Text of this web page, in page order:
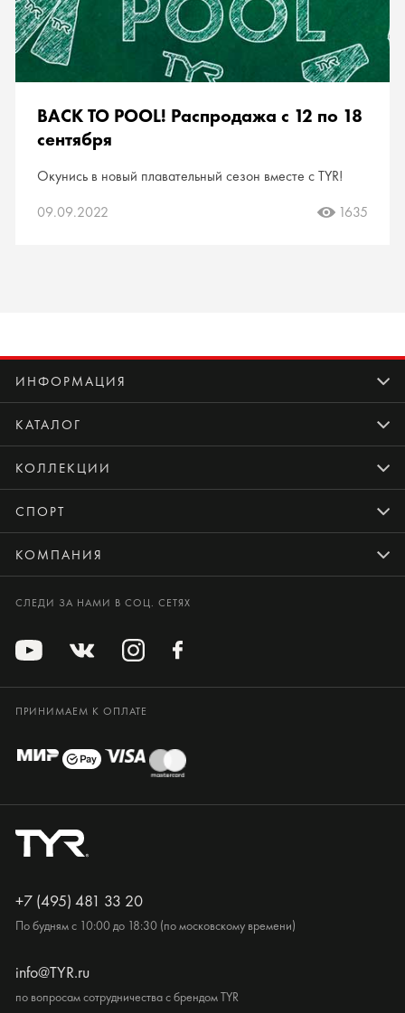
BACK TO POOL! Распродажа с 12 по 18
сентября
Окунись в новый плавательный сезон вместе с TYR!
09.09.2022 1635
ИНФОРМАЦИЯ
КАТАЛОГ
КОЛЛЕКЦИИ
СПОРТ
КОМПАНИЯ
СЛЕДИ ЗА НАМИ В СОЦ. СЕТЯХ
ПРИНИМАЕМ К ОПЛАТЕ
+7 (495) 481 33 20
По будням с 10:00 до 18:30 (по московскому времени)
info@TYR.ru
по вопросам сотрудничества с брендом TYR